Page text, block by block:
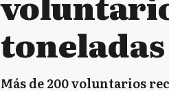
Más de 200 voluntarios